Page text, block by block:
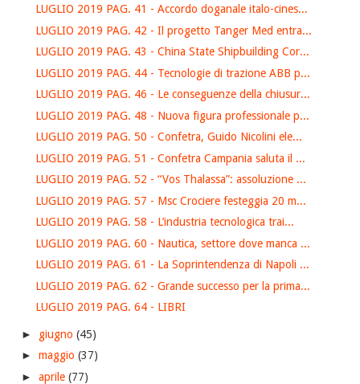
LUGLIO 2019 PAG. 41 - Accordo doganale italo-cines...
LUGLIO 2019 PAG. 42 - Il progetto Tanger Med entra...
LUGLIO 2019 PAG. 43 - China State Shipbuilding Cor...
LUGLIO 2019 PAG. 44 - Tecnologie di trazione ABB p...
LUGLIO 2019 PAG. 46 - Le conseguenze della chiusur...
LUGLIO 2019 PAG. 48 - Nuova figura professionale p...
LUGLIO 2019 PAG. 50 - Confetra, Guido Nicolini ele...
LUGLIO 2019 PAG. 51 - Confetra Campania saluta il ...
LUGLIO 2019 PAG. 52 - “Vos Thalassa”: assoluzione ...
LUGLIO 2019 PAG. 57 - Msc Crociere festeggia 20 m...
LUGLIO 2019 PAG. 58 - L’industria tecnologica trai...
LUGLIO 2019 PAG. 60 - Nautica, settore dove manca ...
LUGLIO 2019 PAG. 61 - La Soprintendenza di Napoli ...
LUGLIO 2019 PAG. 62 - Grande successo per la prima...
LUGLIO 2019 PAG. 64 - LIBRI
► giugno (45)
► maggio (37)
► aprile (77)